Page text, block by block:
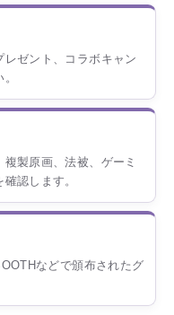
ゼント、コラボキャン
製原画、法被、ゲーミ
認します。
などで頒布されたグ